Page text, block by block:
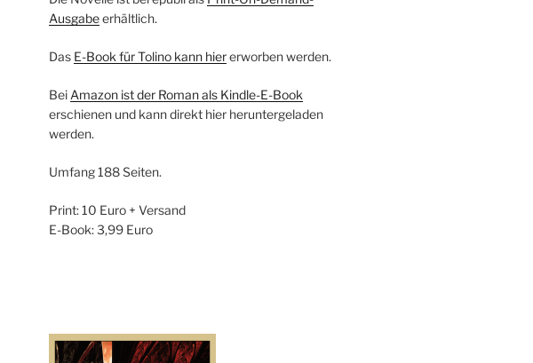
Ausgabeerhältlich.
Das E-Book für Tolino kann hiererworben werden.
Bei Amazon ist der Roman als Kindle-E-Book
erschienen und kann direkt hier heruntergeladen
werden.
Umfang 188 Seiten.
Print: 10 Euro + Versand
E-Book: 3,99 Euro